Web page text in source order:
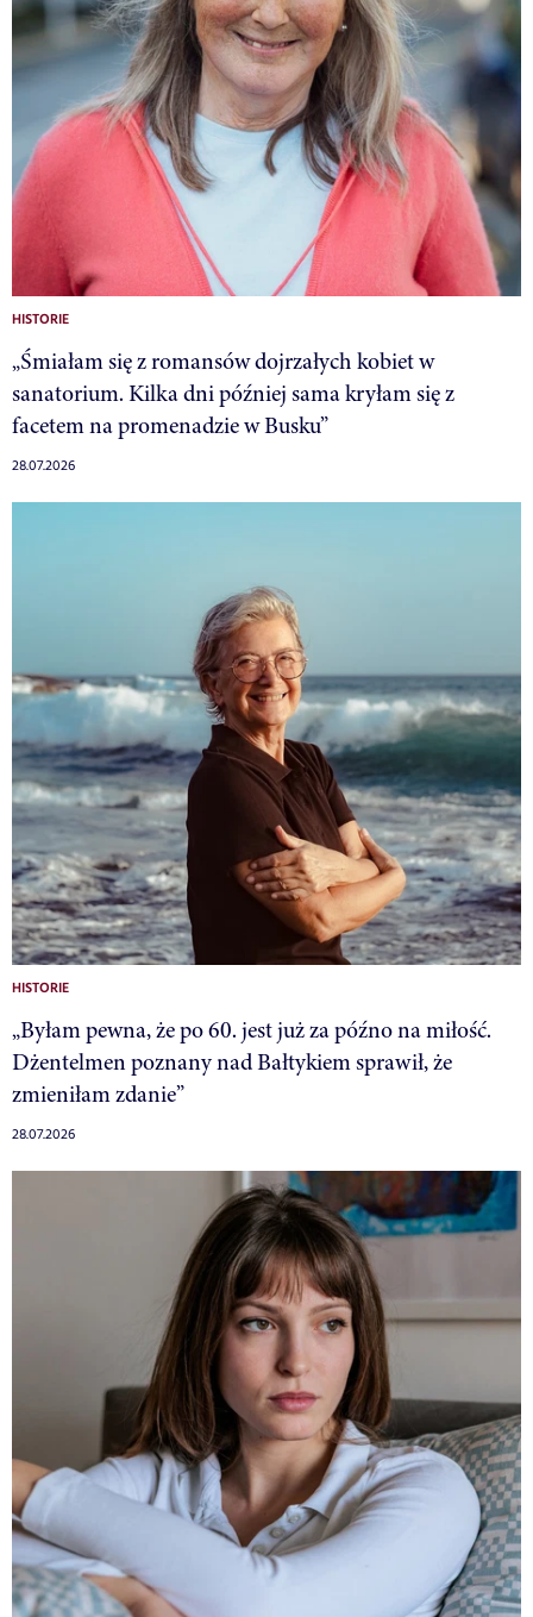
HISTORIE
„Śmiałam się z romansów dojrzałych kobiet w
sanatorium. Kilka dni później sama kryłam się z
facetem na promenadzie w Busku”
28.07.2026
HISTORIE
„Byłam pewna, że po 60. jest już za późno na miłość.
Dżentelmen poznany nad Bałtykiem sprawił, że
zmieniłam zdanie”
28.07.2026